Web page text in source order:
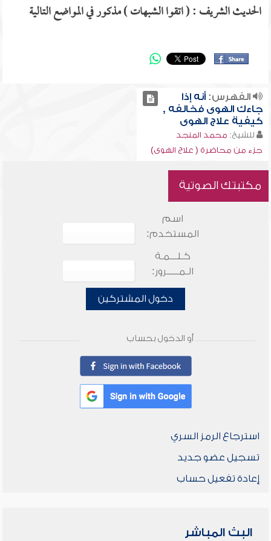
الحديث الشريف : ( اتقوا الشبهات ) مذكور في المواضع التالية
الفهرس:أنه إذا
جاءك الهوى فخالفه ,
كيفية علاج الهوى
للشيخ: محمد المنجد
جزء من محاضرة ( علاج الهوى)
مكتبتك الصوتية
اسم
المستخدم:
كـلـــمـة
الـمـــــرور:
دخول المشتركين
أو الدخول بحساب
استرجاع الرمز السري
تسجيل عضو جديد
إعادة تفعيل حساب
البث المباشر